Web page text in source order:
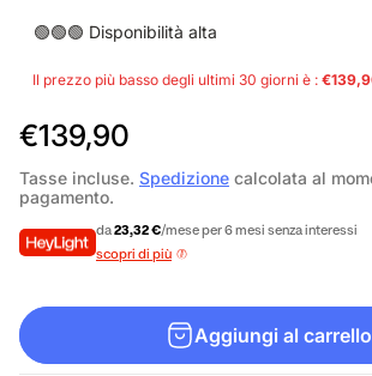
🟢🟢🟢 Disponibilità alta
Il prezzo più basso degli ultimi 30 giorni è :
P
r
e
z
o
n
€139,90
Tasse incluse. Spedizione calcolata al
pagamento.
da23,32 €/mese per 6 mesi senza interessi
scopri di più
Aggiungi al carrello